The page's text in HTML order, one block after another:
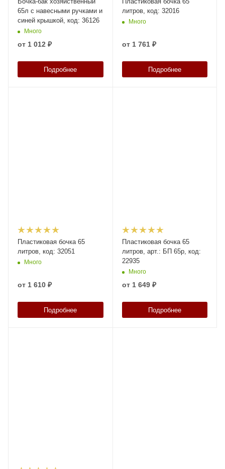
65л с навесными ручками и
синей крышкой, код: 36126
Много
от 1 012 ₽
Подробнее
литров, код: 32016
Много
от 1 761 ₽
Подробнее
Пластиковая бочка 65
литров, код: 32051
Много
от 1 610 ₽
Подробнее
Пластиковая бочка 65
литров, арт.: БП 65р, код:
22935
Много
от 1 649 ₽
Подробнее